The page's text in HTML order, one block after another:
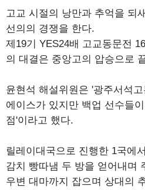
고교 시절의 낭만과 추억을 되
선의의 경쟁을 한다.
제19기 YES24배 고교동문전
의 대결은 중앙고의 압승으로
윤현석 해설위원은 '광주서석
에이스가 있지만 백업 선수들
점'이라고 했다.
릴레이대국으로 진행한 1국에
감치 빵따냄 두 방을 얻어내며
우변 대마까지 잡으며 상대의